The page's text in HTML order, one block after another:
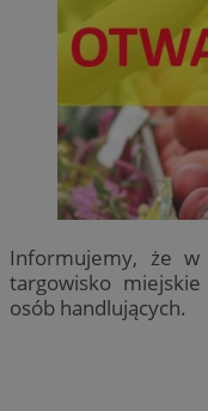
Informujemy, że w
targowisko
osób handlujących.